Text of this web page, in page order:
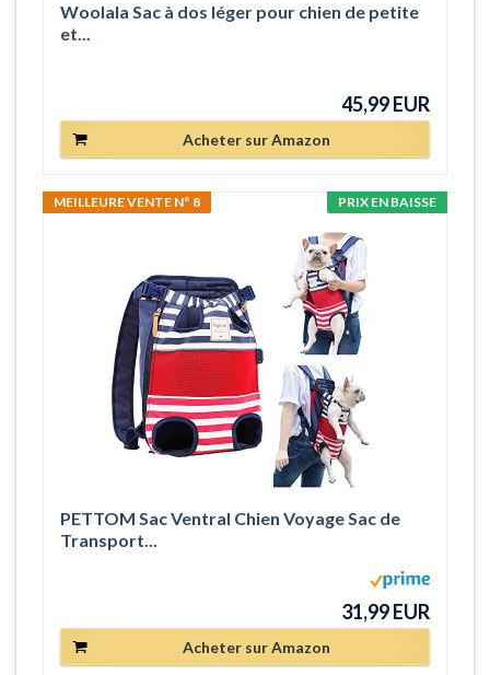
Woolala Sac à dos léger pour chien de petite
et...
45,99 EUR
Acheter sur Amazon
PRIX EN BAISSE
MEILLEURE VENTE N° 8
PETTOM Sac Ventral Chien Voyage Sac de
Transport...
31,99 EUR
Acheter sur Amazon